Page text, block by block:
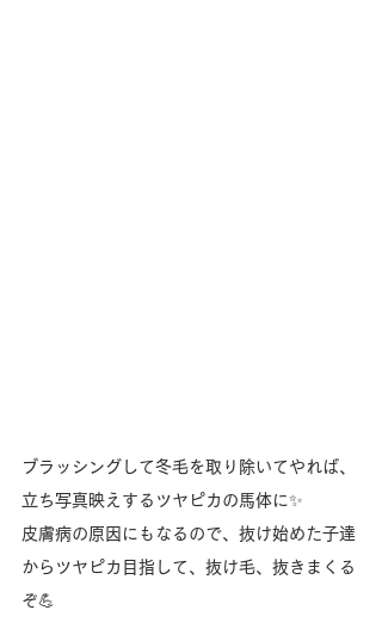
ブラッシングして冬毛を取り除いてやれば、
立ち写真映えするツヤピカの馬体に✨️
皮膚病の原因にもなるので、抜け始めた子達
からツヤピカ目指して、抜け毛、抜きまくる
ぞ💪